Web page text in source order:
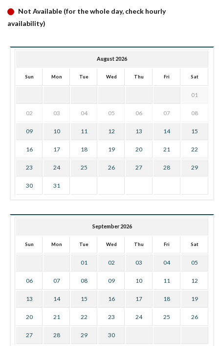
Not Available (for the whole day, check hourly
availability)
August 2026
Sun Mon Tue Wed Thu Fri Sat
01
02 03 04 05 06 07 08
09 10 11 12 13 14 15
16 17 18 19 20 21 22
23 24 25 26 27 28 29
30 31
September 2026
Sun Mon Tue Wed Thu Fri Sat
01 02 03 04 05
06 07 08 09 10 11 12
13 14 15 16 17 18 19
20 21 22 23 24 25 26
27 28 29 30